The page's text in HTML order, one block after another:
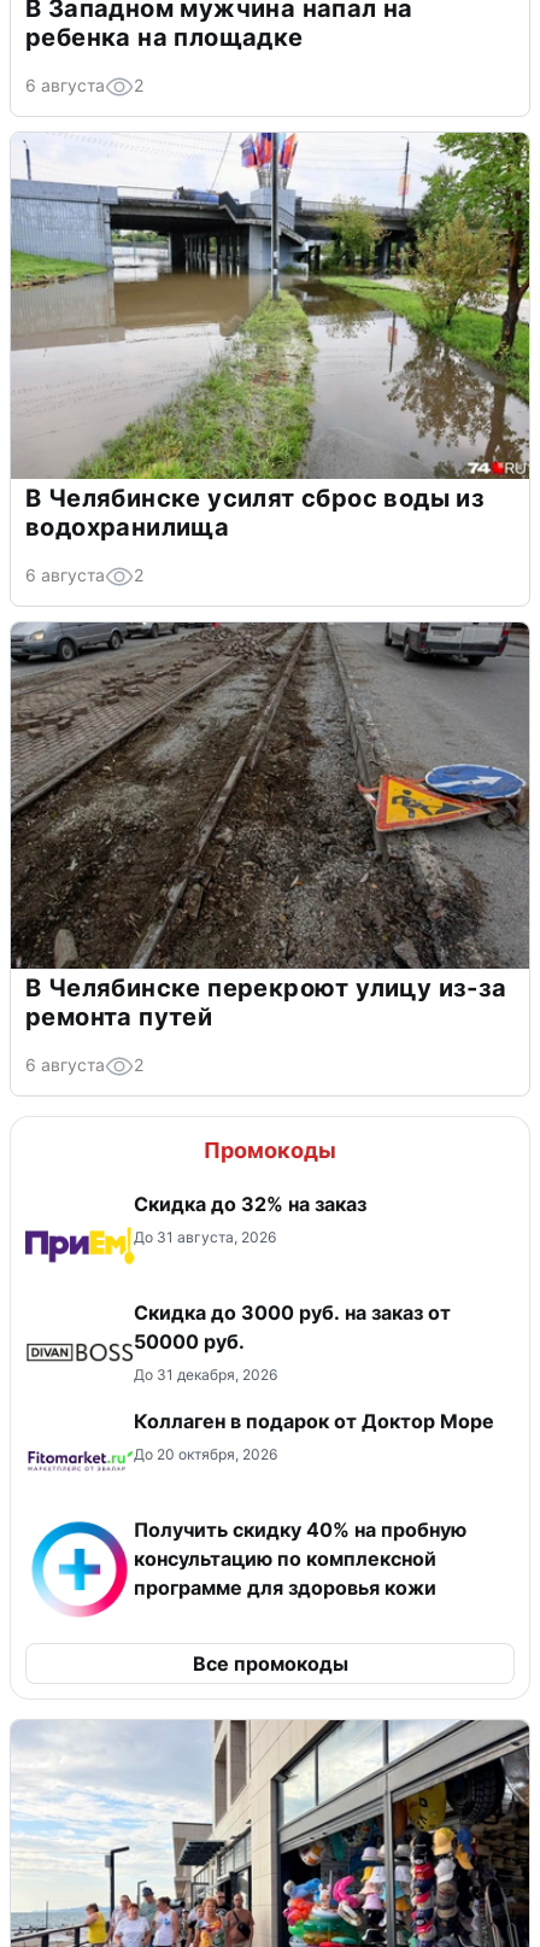
В Западном мужчина напал на
ребенка на площадке
6 августа 2
В Челябинске усилят сброс воды из
водохранилища
6 августа 2
В Челябинске перекроют улицу из-за
ремонта путей
6 августа 2
Промокоды
Скидка до 32% на заказ
До 31 августа, 2026
Скидка до 3000 руб. на заказ от
50000 руб.
До 31 декабря, 2026
Коллаген в подарок от Доктор Море
До 20 октября, 2026
Получить скидку 40% на пробную
консультацию по комплексной
программе для здоровья кожи
Все промокоды